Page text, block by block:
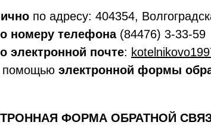
по адресу: 404354,
номеру телефона(84476) 3-33-59
электронной почте:
помощью электронной формы
ФОРМА ОБРАТНОЙ